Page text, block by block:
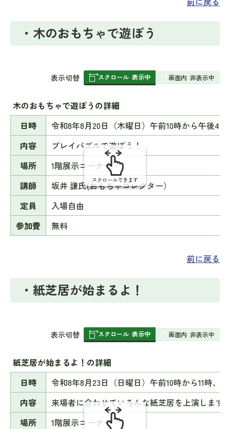
・木のおもちゃで遊ぼう
表
み
の
表示切替 スクロール 表示中 画面内 非表示中
木のおもちゃで遊ぼうの詳細
日時
令和8年8月20日（木曜日）午前10時から午後4時
内容
プレイパズルで遊ぼう！
場所
1階展示コーナー
講師
坂井 謙氏(おもちゃコレクター）
定員
入場自由
参加費
無料
スクロールできます
前に戻る
・紙芝居が始まるよ！
表
み
の
表示切替 スクロール 表示中 画面内 非表示中
紙芝居が始まるよ！の詳細
日時
令和8年8月23日（日曜日）午前10時から11時、
内容
来場者に合わせていろんな紙芝居を上演します
場所
1階展示コーナー